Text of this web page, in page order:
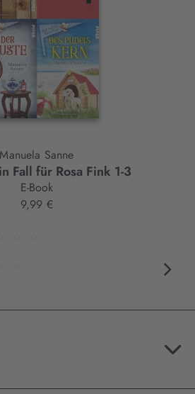
Manuela Sanne
Fall für Rosa Fink 1-3
E-Book
9,99 €